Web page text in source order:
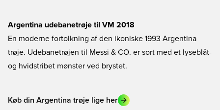
Argentina udebanetrøje til VM 2018
En moderne fortolkning af den ikoniske 1993 Argentina
trøje. Udebanetrøjen til Messi & CO. er sort med et lyseblåt-
og hvidstribet mønster ved brystet.
Køb din Argentina trøje lige her